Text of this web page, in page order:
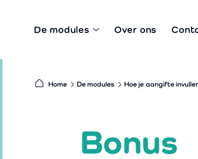
De modules Over ons
Home De modules Hoe je aangifte
Bonus